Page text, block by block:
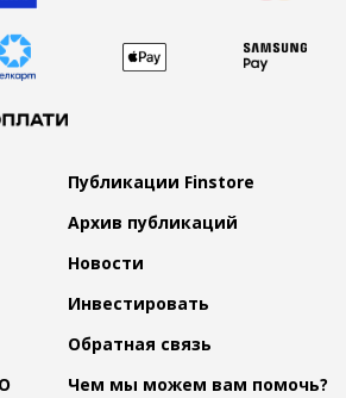
Публикации Finstore
Архив публикаций
Новости
Инвестировать
Обратная связь
Чем мы можем вам помочь?